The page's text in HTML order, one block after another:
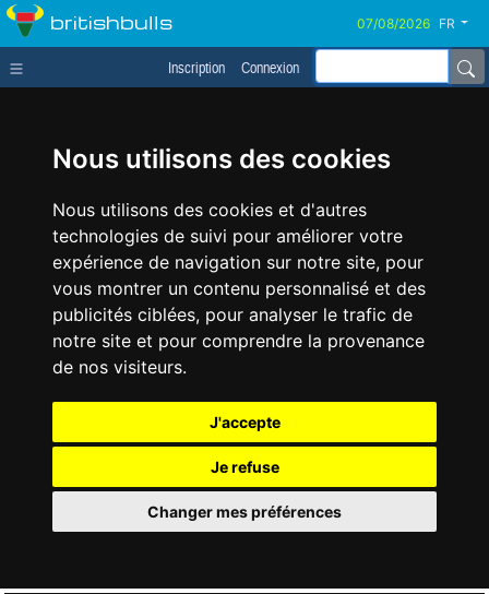
Nous utilisons des cookies
Nous utilisons des cookies et d'autres
technologies de suivi pour améliorer votre
expérience de navigation sur notre site, pour
vous montrer un contenu personnalisé et des
publicités ciblées, pour analyser le trafic de
notre site et pour comprendre la provenance
de nos visiteurs.
J'accepte
Je refuse
Changer mes préférences
britishbulls FR
Inscription Connexion